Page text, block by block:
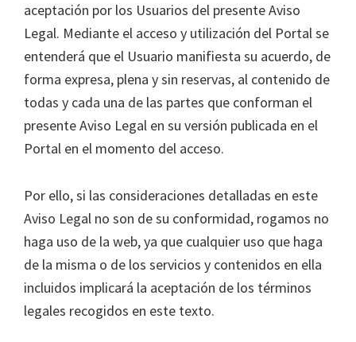
aceptación por los Usuarios del presente Aviso
Legal. Mediante el acceso y utilización del Portal se
entenderá que el Usuario manifiesta su acuerdo, de
forma expresa, plena y sin reservas, al contenido de
todas y cada una de las partes que conforman el
presente Aviso Legal en su versión publicada en el
Portal en el momento del acceso.
Por ello, si las consideraciones detalladas en este
Aviso Legal no son de su conformidad, rogamos no
haga uso de la web, ya que cualquier uso que haga
de la misma o de los servicios y contenidos en ella
incluidos implicará la aceptación de los términos
legales recogidos en este texto.